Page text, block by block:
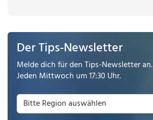
Der Tips-Newsletter
Melde dich für den Tips-Newsletter an.
Jeden Mittwoch um 17:30 Uhr.